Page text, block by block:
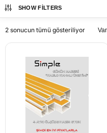
SHOW FILTERS
2 sonucun tümü gösteriliyor